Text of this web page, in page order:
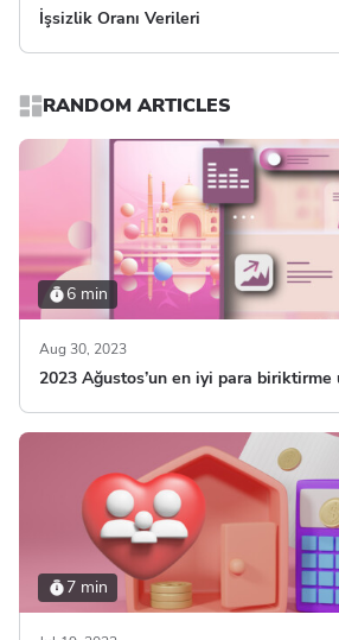
İşsizlik Oranı Verileri
RANDOM ARTICLES
6 min
Aug 30, 2023
2023 Ağustos’un en iyi para biriktirme
7 min